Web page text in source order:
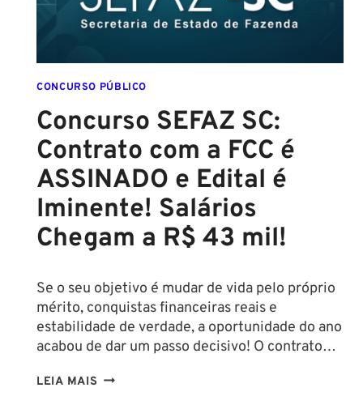
CONCURSO PÚBLICO
Concurso SEFAZ SC:
Contrato com a FCC é
ASSINADO e Edital é
Iminente! Salários
Chegam a R$ 43 mil!
Se o seu objetivo é mudar de vida pelo próprio
mérito, conquistas financeiras reais e
estabilidade de verdade, a oportunidade do ano
acabou de dar um passo decisivo! O contrato…
LEIA MAIS CONCURSO